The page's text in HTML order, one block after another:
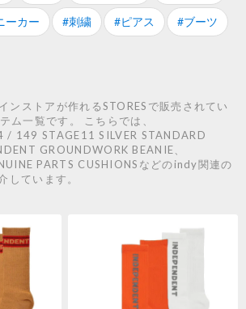
ーカー #刺繍 #ピアス #ブーツ
ンストアが作れるSTORESで販売されてい
ム一覧です。 こちらでは、
/ 149 STAGE11 SILVER STANDARD
GROUNDWORK BEANIE、
PARTS CUSHIONSなどのindy関連の
しています。